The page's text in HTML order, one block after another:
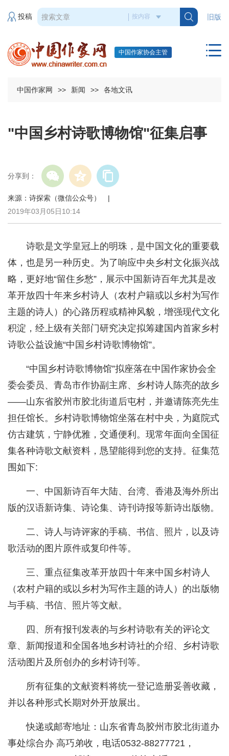
旧版
投稿
中国作家协会主管
中国作家网 >> 新闻 >> 各地文讯
"中国乡村诗歌博物馆"征集启事
分享到：
来源：诗探索（微信公众号） |
2019年03月05日10:14
诗歌是文学皇冠上的明珠，是中国文化的重要载
体，也是另一种历史。为了响应中央乡村文化振兴战
略，更好地“留住乡愁”，展示中国新诗百年尤其是改
革开放四十年来乡村诗人（农村户籍或以乡村为写作
主题的诗人）的心路历程或精神风貌，增强现代文化
积淀，经上级有关部门研究决定拟筹建国内首家乡村
诗歌公益设施“中国乡村诗歌博物馆”。
“中国乡村诗歌博物馆”拟座落在中国作家协会全
委会委员、青岛市作协副主席、乡村诗人陈亮的故乡
——山东省胶州市胶北街道后屯村，并邀请陈亮先生
担任馆长。乡村诗歌博物馆坐落在村中央，为庭院式
仿古建筑，宁静优雅，交通便利。现常年面向全国征
集各种诗歌文献资料，恳望能得到您的支持。征集范
围如下:
一、中国新诗百年大陆、台湾、香港及海外所出
版的汉语新诗集、诗论集、诗刊诗报等新诗出版物。
二、诗人与诗评家的手稿、书信、照片，以及诗
歌活动的图片原件或复印件等。
三、重点征集改革开放四十年来中国乡村诗人
（农村户籍的或以乡村为写作主题的诗人）的出版物
与手稿、书信、照片等文献。
四、所有报刊发表的与乡村诗歌有关的评论文
章、新闻报道和全国各地乡村诗社的介绍、乡村诗歌
活动图片及所创办的乡村诗刊等。
所有征集的文献资料将统一登记造册妥善收藏，
并以各种形式长期对外开放展出。
快递或邮寄地址：山东省青岛胶州市胶北街道办
事处综合办 高巧弟收，电话0532-88277721，